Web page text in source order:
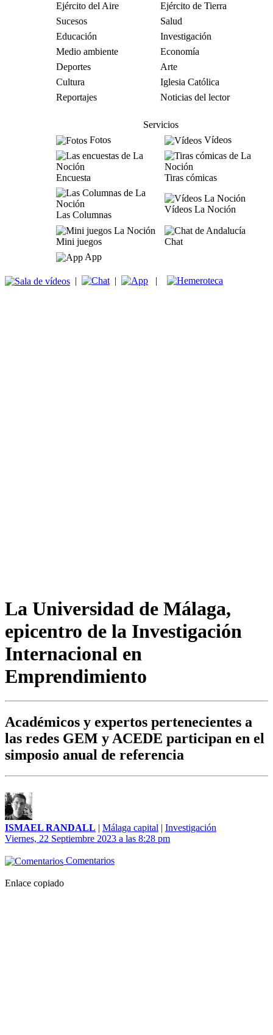
Ejército del Aire
Ejército de Tierra
Sucesos
Salud
Educación
Investigación
Medio ambiente
Economía
Deportes
Arte
Cultura
Iglesia Católica
Reportajes
Noticias del lector
Servicios
Fotos
Vídeos
Encuesta Tiras cómicas
Las Columnas
Vídeos La Noción
Mini juegos
Chat
App
| | |
La Universidad de Málaga,
epicentro de la Investigación
Internacional en
Emprendimiento
Académicos y expertos pertenecientes a
las redes GEM y ACEDE participan en el
simposio anual de referencia
ISMAEL RANDALL | Málaga capital | Investigación
Viernes, 22 Septiembre 2023 a las 8:28 pm
Comentarios
Enlace copiado